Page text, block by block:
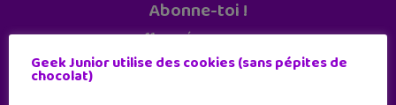
Abonne-toi !
11 numéros par an
Geek Junior utilise des cookies (sans pépites de
chocolat)